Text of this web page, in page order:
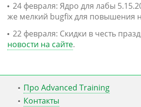
24 февраля: Ядро для лабы
же мелкий bugfix для повышения
22 февраля: Скидки в честь
новости на сайте.
Про Advanced Training
Контакты